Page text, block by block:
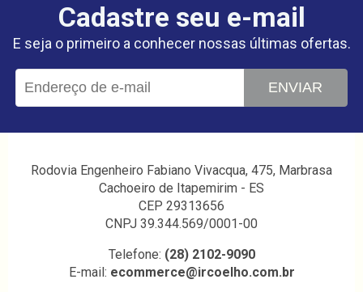
Cadastre seu e-mail
E seja o primeiro a conhecer nossas últimas ofertas.
ENVIAR
Rodovia Engenheiro Fabiano Vivacqua, 475, Marbrasa
Cachoeiro de Itapemirim - ES
CEP 29313656
CNPJ 39.344.569/0001-00
Telefone: (28) 2102-9090
E-mail: ecommerce@ircoelho.com.br